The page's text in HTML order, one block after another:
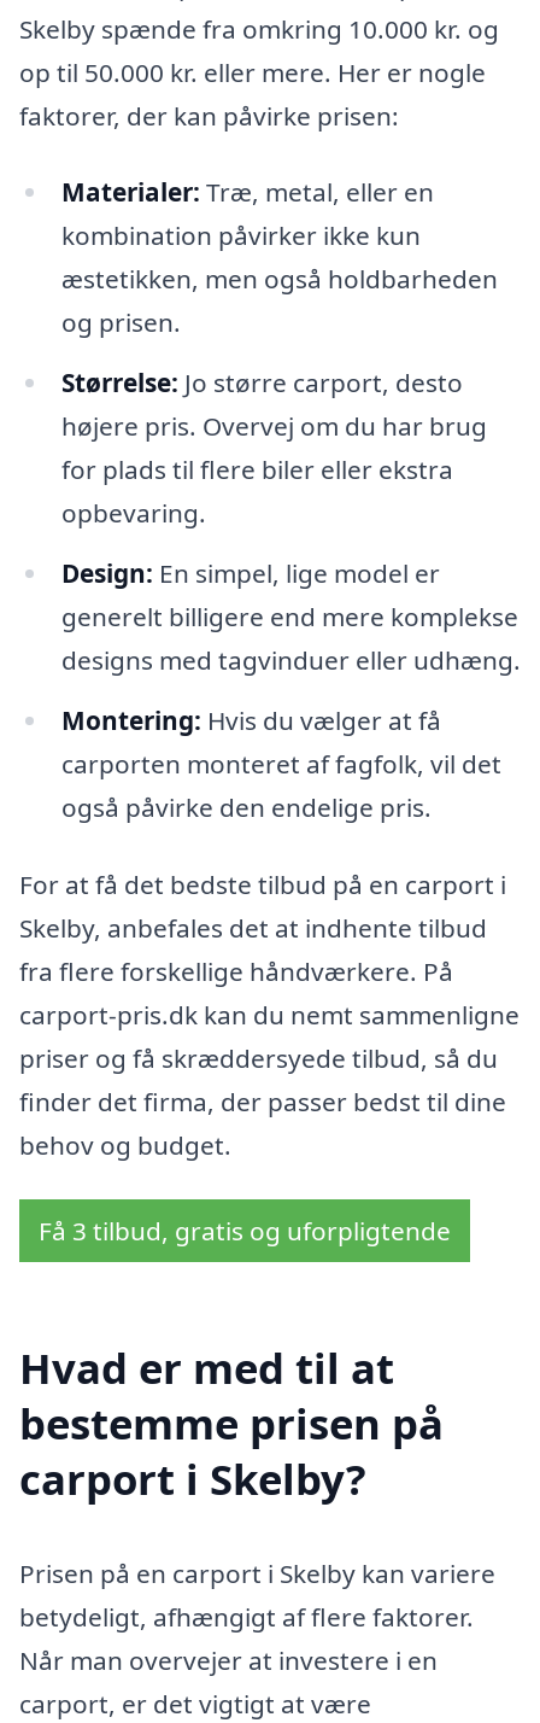
Skelby spænde fra omkring 10.000 kr. og
op til 50.000 kr. eller mere. Her er nogle
faktorer, der kan påvirke prisen:
Materialer: Træ, metal, eller en
kombination påvirker ikke kun
æstetikken, men også holdbarheden
og prisen.
Størrelse: Jo større carport, desto
højere pris. Overvej om du har brug
for plads til flere biler eller ekstra
opbevaring.
Design: En simpel, lige model er
generelt billigere end mere komplekse
designs med tagvinduer eller udhæng.
Montering: Hvis du vælger at få
carporten monteret af fagfolk, vil det
også påvirke den endelige pris.
For at få det bedste tilbud på en carport i
Skelby, anbefales det at indhente tilbud
fra flere forskellige håndværkere. På
carport-pris.dk kan du nemt sammenligne
priser og få skræddersyede tilbud, så du
finder det firma, der passer bedst til dine
behov og budget.
Få 3 tilbud, gratis og uforpligtende
Hvad er med til at
bestemme prisen på
carport i Skelby?
Prisen på en carport i Skelby kan variere
betydeligt, afhængigt af flere faktorer.
Når man overvejer at investere i en
carport, er det vigtigt at være